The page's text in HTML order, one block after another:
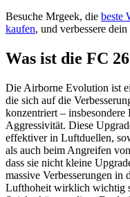
Besuche Mrgeek, die beste
kaufen, und verbessere
Was ist die FC
Die Airborne Evolution ist
die sich auf die
konzentriert –
Aggressivität. Diese
effektiver in Luftduellen,
als auch beim Angreifen
dass sie nicht kleine
massive Verbesserungen in
Lufthoheit wirklich wichtig